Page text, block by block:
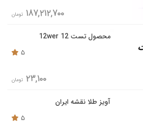
187,212,700 تومان
محصول تست 12 12wer
5
23,100 تومان
آویز طلا نقشه ایران
5